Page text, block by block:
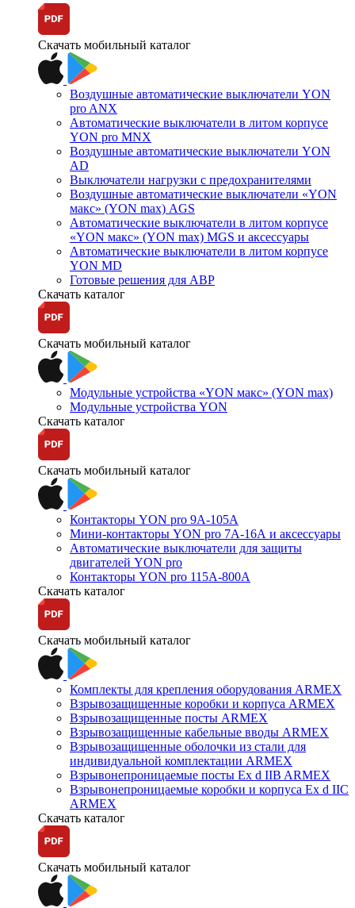
Скачать мобильный каталог
Воздушные автоматические выключатели YON
pro ANX
Автоматические выключатели в литом корпусе
YON pro MNX
Воздушные автоматические выключатели YON
AD
Выключатели нагрузки с предохранителями
Воздушные автоматические выключатели «YON
макс» (YON max) AGS
Автоматические выключатели в литом корпусе
«YON макс» (YON max) MGS и аксессуары
Автоматические выключатели в литом корпусе
YON MD
Готовые решения для АВР
Скачать каталог
Скачать мобильный каталог
Модульные устройства «YON макс» (YON max)
Модульные устройства YON
Скачать каталог
Скачать мобильный каталог
Контакторы YON pro 9А-105А
Мини-контакторы YON pro 7А-16А и аксессуары
Автоматические выключатели для защиты
двигателей YON pro
Контакторы YON pro 115А-800А
Скачать каталог
Скачать мобильный каталог
Комплекты для крепления оборудования ARMEX
Взрывозащищенные коробки и корпуса ARMEX
Взрывозащищенные посты ARMEX
Взрывозащищенные кабельные вводы ARMEX
Взрывозащищенные оболочки из стали для
индивидуальной комплектации ARMEX
Взрывонепроницаемые посты Ex d IIB ARMEX
Взрывонепроницаемые коробки и корпуса Ex d IIС
ARMEX
Скачать каталог
Скачать мобильный каталог